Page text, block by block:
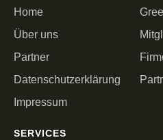
Home
Über uns
Partner
Datenschutzerklärung
Impressum
SERVICES